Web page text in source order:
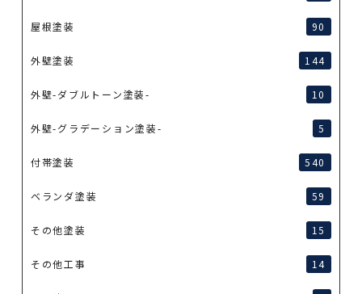
屋根塗装 90
外壁塗装 144
外壁-ダブルトーン塗装- 10
外壁-グラデーション塗装- 5
付帯塗装 540
ベランダ塗装 59
その他塗装 15
その他工事 14